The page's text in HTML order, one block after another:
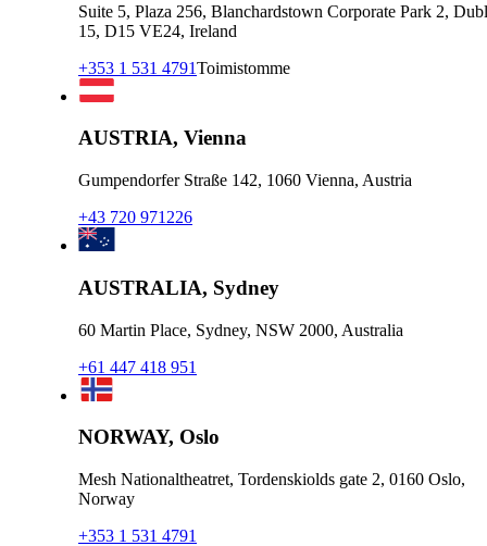
Suite 5, Plaza 256, Blanchardstown Corporate Park 2,
15, D15 VE24, Ireland
+353 1 531 4791Toimistomme
AUSTRIA, Vienna
Gumpendorfer Straße 142, 1060 Vienna, Austria
+43 720 971226
AUSTRALIA, Sydney
60 Martin Place, Sydney, NSW 2000, Australia
+61 447 418 951
NORWAY, Oslo
Mesh Nationaltheatret, Tordenskiolds gate 2, 0160 Oslo,
Norway
+353 1 531 4791